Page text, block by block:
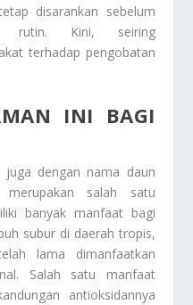
disarankan sebelum
rutin. Kini, seiring
terhadap pengobatan
INI BAGI
juga dengan nama daun
salah satu
banyak manfaat bagi
subur di daerah tropis,
lama dimanfaatkan
Salah satu manfaat
antioksidannya